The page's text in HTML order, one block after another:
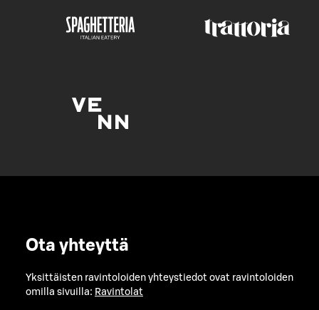
Ota yhteyttä
Yksittäisten ravintoloiden yhteystiedot ovat ravintoloiden
omilla sivuilla: Ravintolat